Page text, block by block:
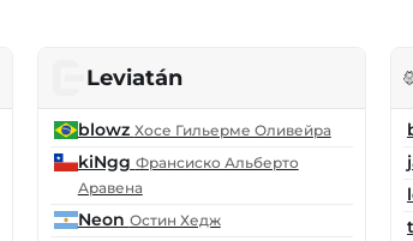
Leviatán
blowz Хосе Гильерме Оливейра
kiNgg Франсиско Альберто
Аравена
Neon Остин Хедж